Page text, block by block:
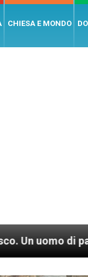
CHIESA E MONDO
dietro le